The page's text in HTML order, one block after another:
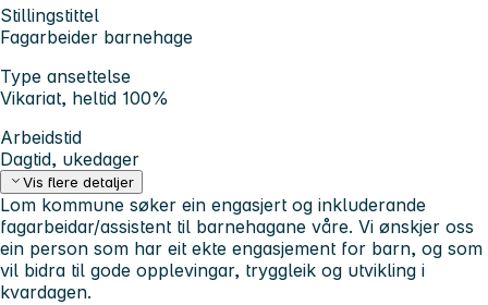
Stillingstittel
Fagarbeider barnehage
Type ansettelse
Vikariat, heltid 100%
Arbeidstid
Dagtid, ukedager
Vis flere detaljer
Lom kommune søker ein engasjert og inkluderande
fagarbeidar/assistent til barnehagane våre. Vi ønskjer oss
ein person som har eit ekte engasjement for barn, og som
vil bidra til gode opplevingar, tryggleik og utvikling i
kvardagen.